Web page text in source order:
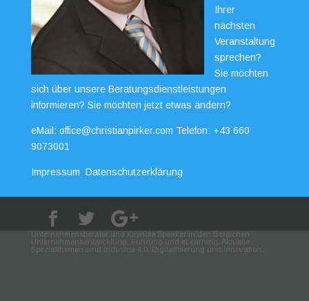
Ihrer
nächsten
Veranstaltung
sprechen?
Sie möchten
sich über unsere Beratungsdienstleistungen
informieren? Sie möchten jetzt etwas ändern?
eMail: office@christianpirker.com Telefon: +43 660
9073001
Impressum Datenschutzerklärung
Unternehmensberater und Keynote Speaker in den Bereichen
Unternehmensentwicklung, Führung und eLearning. Aktuelle
Spezialthemen sind Industrie 4.0, Digitalisierung und Innovation.